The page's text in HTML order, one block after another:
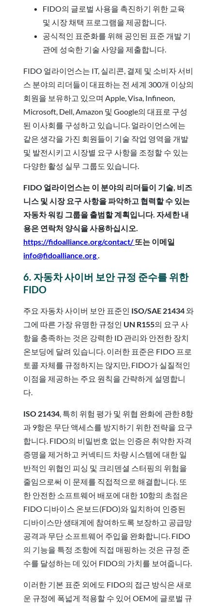
FIDO의 글로벌 사용을 촉진하기 위한 교육
및 시장 채택 프로그램을 제공합니다.
공식적인 표준화를 위해 공인된 표준 개발 기
관에 성숙한 기술 사양을 제출합니다.
FIDO 얼라이언스는 IT, 실리콘, 결제 및 소비자 서비
스 분야의 리더들이 대표하는 전 세계 300개 이상의
회원을 보유하고 있으며 Apple, Visa, Infineon,
Microsoft, Dell, Amazon 및 Google의 대표로 구성
된 이사회를 구성하고 있습니다. 얼라이언스에는
같은 생각을 가진 회원들이 기술 작업 영역을 개발
및 발전시키고 시장별 요구 사항을 조정할 수 있는
다양한 활성 실무 그룹도 있습니다.
FIDO 얼라이언스는 이 분야의 리더들이 기술, 비즈
니스 및 시장 요구 사항을 파악하고 협력할 수 있는
자동차 워킹 그룹을 출범할 계획입니다. 자세한 내
용은 연락처 양식을 사용하십시오.
https://fidoalliance.org/contact/ 또는 이메일
info@fidoalliance.org.
6. 자동차 사이버 보안 규정 준수를 위한
FIDO
주요 자동차 사이버 보안 표준인 ISO/SAE 21434 와
그에 따른 가장 유명한 규정인 UN R155의 요구 사
항을 충족하는 것은 강력한 ID 관리와 안전한 장치
온보딩에 달려 있습니다. 이러한 표준은 FIDO 프로
토콜 자체를 규정하지는 않지만, FIDO가 실질적인
이점을 제공하는 주요 원칙을 간략하게 설명합니
다.
ISO 21434 , 특히 위험 평가 및 위협 완화에 관한 8항
과 9항은 무단 액세스를 방지하기 위한 전략을 요구
합니다. FIDO의 비밀번호 없는 인증은 취약한 자격
증명을 제거하고 커넥티드 차량 시스템에 대한 일
반적인 위협인 피싱 및 크리덴셜 스터핑의 위험을
줄임으로써 이 문제를 직접적으로 해결합니다. 또
한 안전한 소프트웨어 배포에 대한 10항의 초점은
FIDO 디바이스 온보드(FDO)와 일치하여 인증된
디바이스만 생태계에 참여하도록 보장하고 공급망
공격과 무단 소프트웨어 주입을 완화합니다. FIDO
의 기능을 특정 조항에 직접 매핑하는 것은 규정 준
수를 달성하는 데 있어 FIDO의 가치를 보여줍니다.
이러한 기본 표준 외에도 FIDO의 접근 방식은 새로
운 규정에 폭넓게 적용할 수 있어 OEM에 글로벌 규